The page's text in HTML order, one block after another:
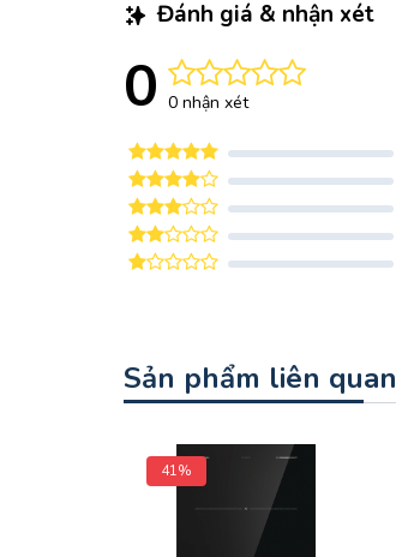
Đánh giá & nhận xét
0 0 nhận xét
Sản phẩm liên quan
41%